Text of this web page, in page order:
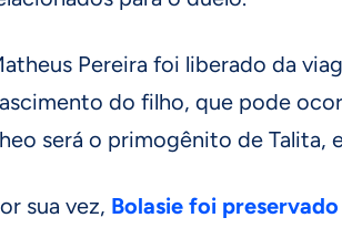
Pereira foi liberado da
do filho, que pode
será o primogênito de Talita,
sua vez, Bolasie foi